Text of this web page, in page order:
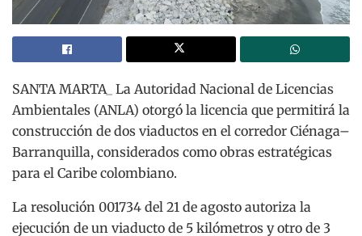
SANTA MARTA_ La Autoridad Nacional de Licencias
Ambientales (ANLA) otorgó la licencia que permitirá la
construcción de dos viaductos en el corredor Ciénaga–
Barranquilla, considerados como obras estratégicas
para el Caribe colombiano.
La resolución 001734 del 21 de agosto autoriza la
ejecución de un viaducto de 5 kilómetros y otro de 3